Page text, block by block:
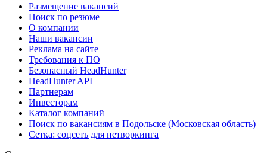
Размещение вакансий
Поиск по резюме
О компании
Наши вакансии
Реклама на сайте
Требования к ПО
Безопасный HeadHunter
HeadHunter API
Партнерам
Инвесторам
Каталог компаний
Поиск по вакансиям в Подольске (Московская область)
Сетка: соцсеть для нетворкинга